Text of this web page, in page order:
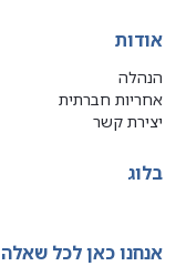
אודות
הנהלה
אחריות חברתית
יצירת קשר
בלוג
אנחנו כאן לכל שאלה